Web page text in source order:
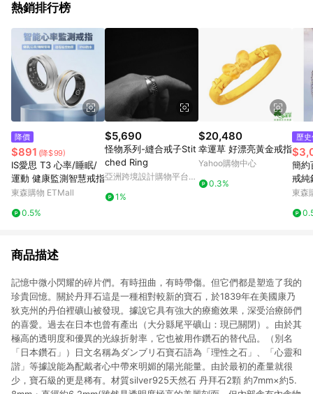
熱銷排行榜
降價
$891 (降$99)
IS愛思 T3 心率/睡眠/
運動 健康監測智慧戒指
東森購物 ETMall
0.5%
$5,690
怪物系列-縫合戒子Stit
ched Ring
亞洲跨境設計購物平台
1%
$20,480
幸運草 好漂亮黃金戒指
Yahoo購物中心
0.3%
歷
簡約
戒純
小排
東森
商品描述
記憶中微小閃耀的碎片們。有時扭曲，有時帶傷。但它們都是塑造了我的
珍貴回憶。關於丹拜石這是一種相對較新的寶石，於1839年在美國康乃
狄克州的丹伯裡礦山被發現。據說它具有強大的療癒效果，深受治療師們
的喜愛。過去在日本也曾有產出（大分縣尾平礦山：現已關閉）。由於其
極高的透明度和優異的光線折射率，它也被用作鑽石的替代品。（別名
「日本鑽石」）日文名稱為ダンブリ石寶石語為「理性之石」、「心靈和
諧」等據說能為配戴者心中帶來明媚的陽光能量。由於最初的產量就很
少，寶石級的更是稀有。材質silver925天然石 丹拜石2顆 約7mm×約5.